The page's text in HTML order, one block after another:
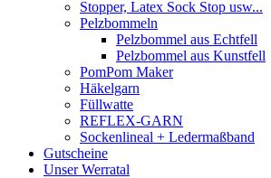
Stopper, Latex Sock Stop usw...
Pelzbommeln
Pelzbommel aus Echtfell
Pelzbommel aus Kunstfell
PomPom Maker
Häkelgarn
Füllwatte
REFLEX-GARN
Sockenlineal + Ledermaßband
Gutscheine
Unser Werratal